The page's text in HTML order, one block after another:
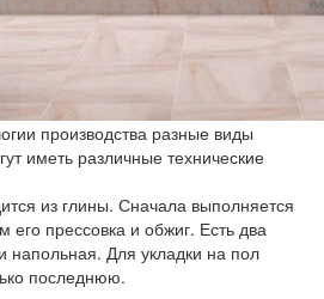
производства разные виды
иметь различные технические
из глины. Сначала выполняется
его прессовка и обжиг. Есть два
напольная. Для укладки на пол
последнюю.